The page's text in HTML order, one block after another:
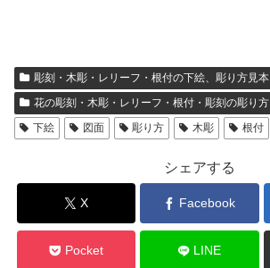
彫刻・木彫・レリーフ・根付の下絵、彫り方見本
花の彫刻・木彫・レリーフ・根付・彫刻の彫り方
下絵
図面 彫り方 木彫 根付
シェアする
X Facebook
Pocket LINE